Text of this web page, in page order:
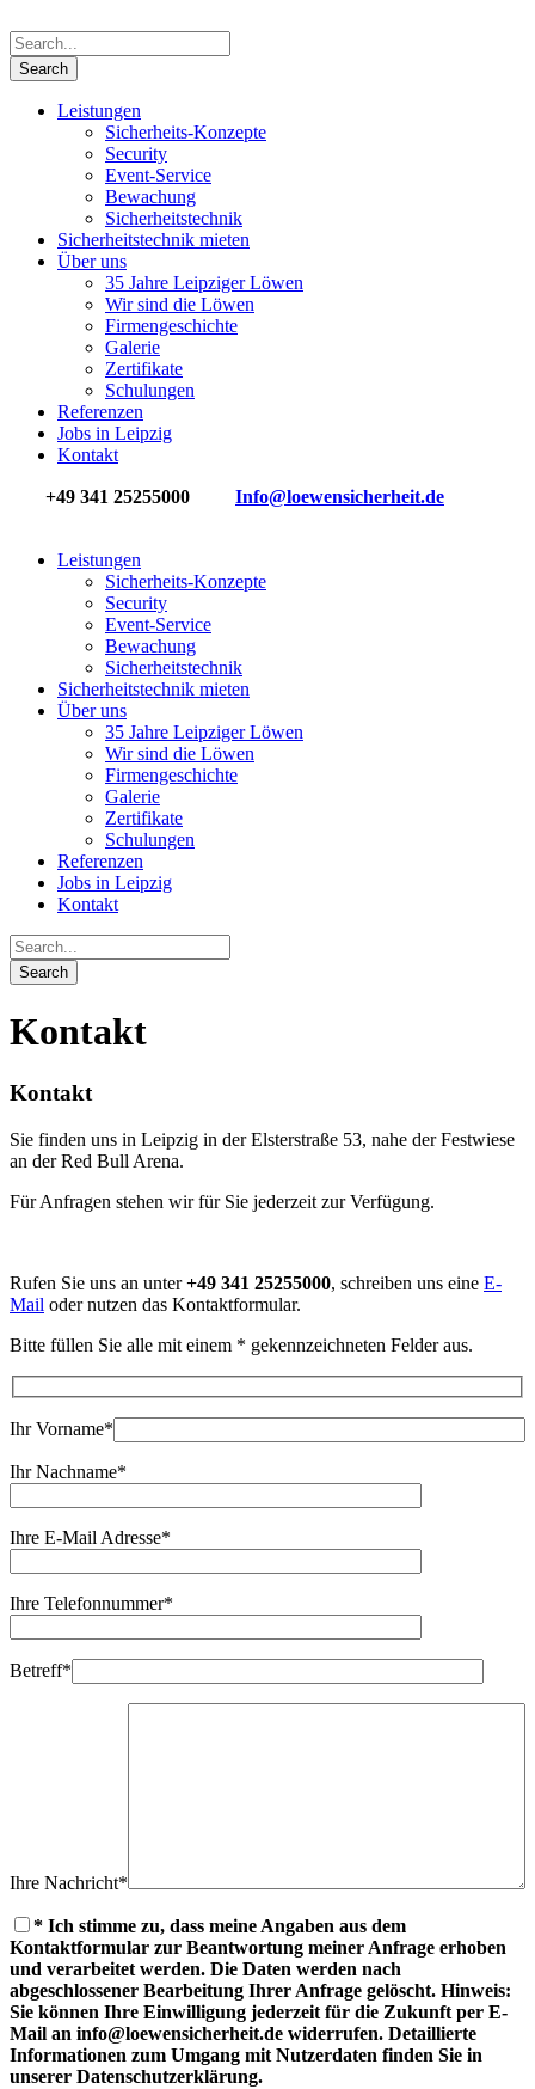
Leistungen
Sicherheits-Konzepte
Security
Event-Service
Bewachung
Sicherheits­technik
Sicherheitstechnik mieten
Über uns
35 Jahre Leipziger Löwen
Wir sind die Löwen
Firmengeschichte
Galerie
Zertifikate
Schulungen
Referenzen
Jobs in Leipzig
Kontakt
+49 341 25255000 Info@loewensicherheit.de
Leistungen
Sicherheits-Konzepte
Security
Event-Service
Bewachung
Sicherheits­technik
Sicherheitstechnik mieten
Über uns
35 Jahre Leipziger Löwen
Wir sind die Löwen
Firmengeschichte
Galerie
Zertifikate
Schulungen
Referenzen
Jobs in Leipzig
Kontakt
Kontakt
Kontakt
Sie finden uns in Leipzig in der Elsterstraße 53, nahe der Festwiese
an der Red Bull Arena.
Für Anfragen stehen wir für Sie jederzeit zur Verfügung.
Rufen Sie uns an unter+49 341 25255000, schreiben uns eine E-
Mail oder nutzen das Kontaktformular.
Bitte füllen Sie alle mit einem * gekennzeichneten Felder aus.
Ihr Vorname*
Ihr Nachname*
Ihre E-Mail Adresse*
Ihre Telefonnummer*
Betreff*
Ihre Nachricht*
Please leave this field empty.
* Ich stimme zu, dass meine Angaben aus dem
Kontaktformular zur Beantwortung meiner Anfrage erhoben
und verarbeitet werden. Die Daten werden nach
abgeschlossener Bearbeitung Ihrer Anfrage gelöscht. Hinweis:
Sie können Ihre Einwilligung jederzeit für die Zukunft per E-
Mail an info@loewensicherheit.de widerrufen. Detaillierte
Informationen zum Umgang mit Nutzerdaten finden Sie in
unserer Datenschutzerklärung.